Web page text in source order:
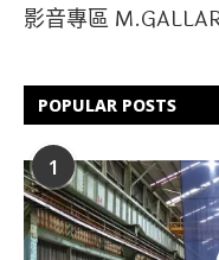
影音專區
POPULAR POSTS
1